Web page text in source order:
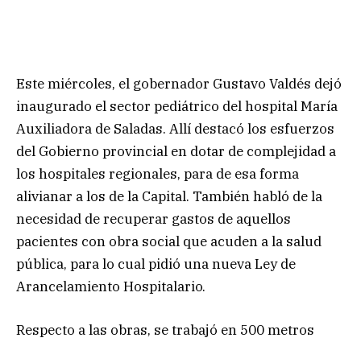
Este miércoles, el gobernador Gustavo Valdés dejó
inaugurado el sector pediátrico del hospital María
Auxiliadora de Saladas. Allí destacó los esfuerzos
del Gobierno provincial en dotar de complejidad a
los hospitales regionales, para de esa forma
alivianar a los de la Capital. También habló de la
necesidad de recuperar gastos de aquellos
pacientes con obra social que acuden a la salud
pública, para lo cual pidió una nueva Ley de
Arancelamiento Hospitalario.
Respecto a las obras, se trabajó en 500 metros